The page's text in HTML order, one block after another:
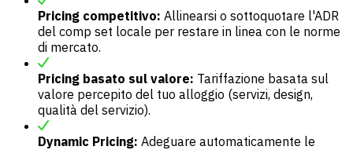
Pricing competitivo: Allinearsi o sottoquotare l'ADR
del comp set locale per restare in linea con le norme
di mercato.
Pricing basato sul valore: Tariffazione basata sul
valore percepito del tuo alloggio (servizi, design,
qualità del servizio).
Dynamic Pricing: Adeguare automaticamente le